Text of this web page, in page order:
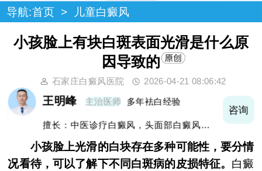
导航:首页 > 儿童白癜风
小孩脸上有块白斑表面光滑是什么原
因导致的
石家庄白癜风医院 2026-04-21 08:06:42
王明峰 主治医师 多年袪白经验
擅长：中医诊疗白癜风，头面部白癜风，青
咨询
小孩脸上光滑的白块存在多种可能性，要分情
况看待，可以了解下不同白斑病的皮损特征。 白癜